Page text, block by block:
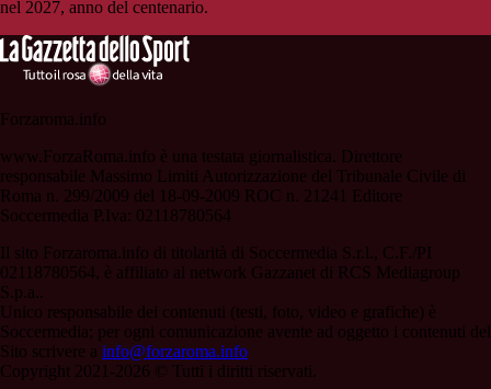
nel 2027, anno del centenario.
Forzaroma.info
www.ForzaRoma.info è una testata giornalistica. Direttore
responsabile Massimo Limiti Autorizzazione del Tribunale Civile di
Roma n. 299/2009 del 18-09-2009 ROC n. 21241 Editore
Soccermedia P.Iva: 02118780564
Il sito Forzaroma.info di titolarità di Soccermedia S.r.l., C.F./PI
02118780564, è affiliato al network Gazzanet di RCS Mediagroup
S.p.a..
Unico responsabile dei contenuti (testi, foto, video e grafiche) è
Soccermedia; per ogni comunicazione avente ad oggetto i contenuti del
Sito scrivere a info@forzaroma.info
Copyright 2021-2026 © Tutti i diritti riservati.